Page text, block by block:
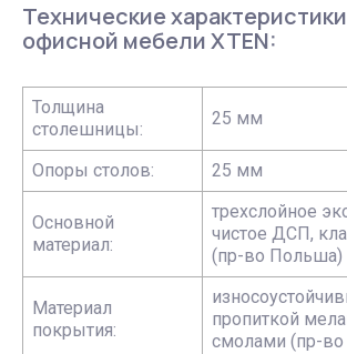
Технические
офисной мебели XTEN:
Толщина
столешницы:
25 мм
Опоры столов: 25 мм
Основной
материал:
трехслойное
чистое ДСП,
(пр-во Польша)
Материал
покрытия:
пропиткой
смолами (пр-